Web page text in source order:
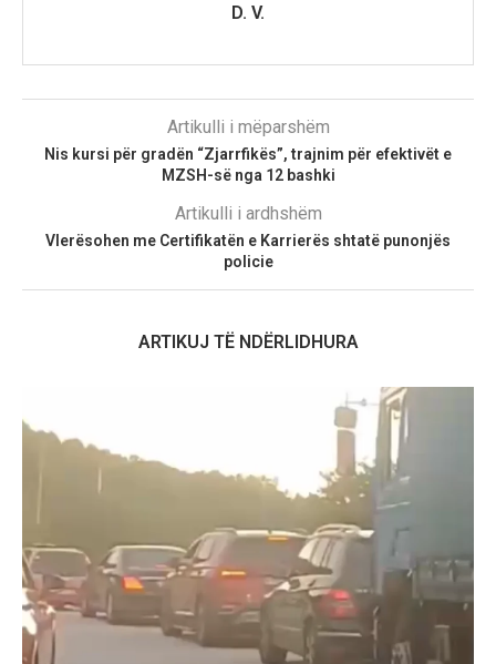
D. V.
Artikulli i mëparshëm
Nis kursi për gradën “Zjarrfikës”, trajnim për efektivët e
MZSH-së nga 12 bashki
Artikulli i ardhshëm
Vlerësohen me Certifikatën e Karrierës shtatë punonjës
policie
ARTIKUJ TË NDËRLIDHURA